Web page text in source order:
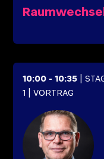
Raumwechsel
10:00 -10:35 |
1
| VORTRAG